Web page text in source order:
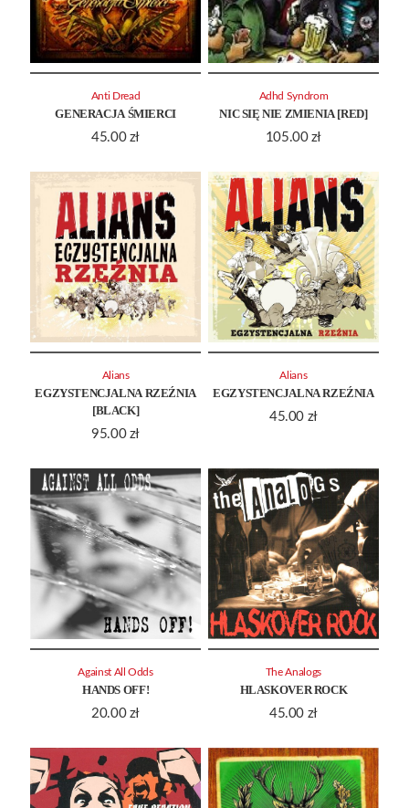
GENERACJA ŚMIERCI
45.00 zł
Anti Dread
NIC SIĘ NIE ZMIENIA [RED]
105.00 zł
Adhd Syndrom
EGZYSTENCJALNA RZEŹNIA
[BLACK]
95.00 zł
Alians
EGZYSTENCJALNA RZEŹNIA
45.00 zł
Alians
HANDS OFF!
20.00 zł
Against All Odds
HLASKOVER ROCK
45.00 zł
The Analogs